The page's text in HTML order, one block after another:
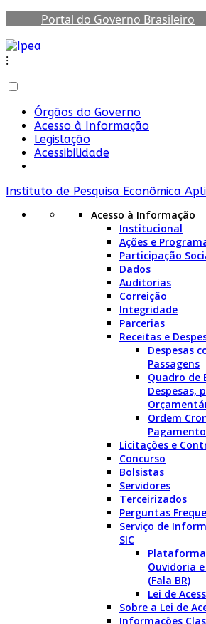
Portal do Governo Brasileiro
⁝
Órgãos do Governo
Acesso à Informação
Legislação
Acessibilidade
Instituto de Pesquisa Econômica
Acesso à Informação
Institucional
Ações e
Participação
Dados
Auditorias
Correição
Integridade
Parcerias
Receitas e
Despesas
Passagens
Quadro de
Despesas,
Ordem
Licitações e
Concurso
Bolsistas
Servidores
Terceirizados
Perguntas
Serviço de
SIC
Ouvidoria
(Fala BR)
Lei de
Sobre a Lei de
Informações